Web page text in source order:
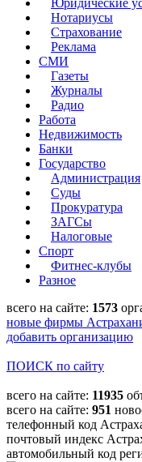
Юридические
Нотариусы
Страхование
Реклама
СМИ
Газеты
Журналы
Радио
Работа
Недвижимость
Банки
Государство
Администрация
Суды
Прокуратура
ЗАГСы
Налоговые
Спорт
Фитнес-клубы
Разное
всего на сайте: 1573
новые фирмы
добавить организацию
ПОИСК по сайту
всего на сайте: 11935
всего на сайте: 951
телефонный код
почтовый индекс
автомобильный код